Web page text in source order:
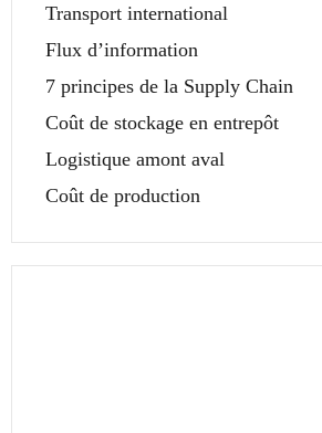
Transport international
Flux d’information
7 principes de la Supply Chain
Coût de stockage en entrepôt
Logistique amont aval
Coût de production